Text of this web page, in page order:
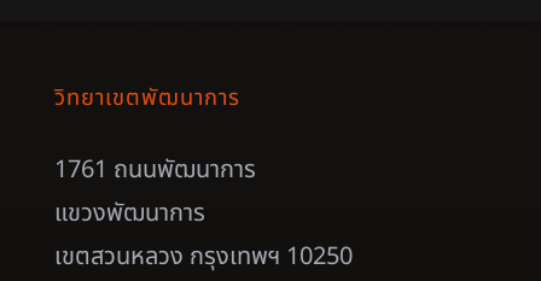
วิทยาเขตพัฒนาการ
1761 ถนนพัฒนาการ
แขวงพัฒนาการ
เขตสวนหลวง กรุงเทพฯ 10250